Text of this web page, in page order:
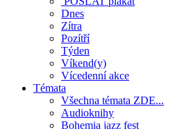
Dnes
Zítra
Pozítří
Týden
Víkend(y)
Vícedenní akce
Témata
Všechna témata ZDE...
Audioknihy
Bohemia jazz fest